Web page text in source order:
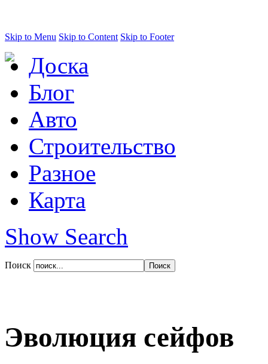
Skip to Menu Skip to Content Skip to Footer
Доска
Блог
Авто
Строительство
Разное
Карта
Show Search
Поиск
Эволюция сейфов